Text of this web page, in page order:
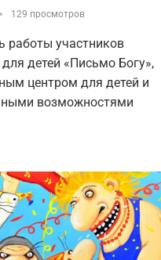
129 просмотров
работы участников
детей «Письмо Богу»,
центром для детей и
возможностями